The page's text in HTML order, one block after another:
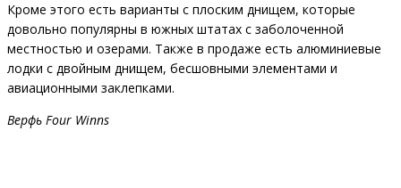
Кроме этого есть варианты с плоским днищем, которые
довольно популярны в южных штатах с заболоченной
местностью и озерами. Также в продаже есть алюминиевые
лодки с двойным днищем, бесшовными элементами и
авиационными заклепками.
Верфь Four Winns